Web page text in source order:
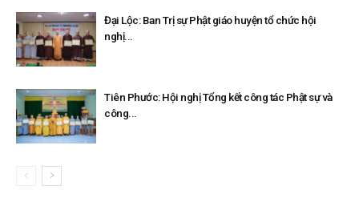
Đại Lộc: Ban Trị sự Phật giáo huyện tổ chức hội
nghị...
Tiên Phước: Hội nghị Tổng kết công tác Phật sự và
công...